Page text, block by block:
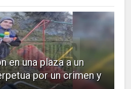
en una plaza a un
por un crimen y